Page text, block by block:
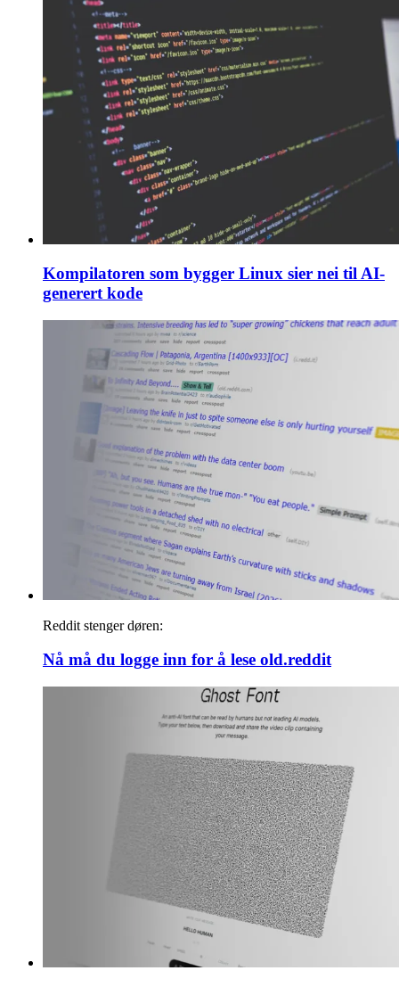
Kompilatoren som bygger Linux sier nei til AI-
generert kode
Reddit stenger døren:
Nå må du logge inn for å lese old.reddit